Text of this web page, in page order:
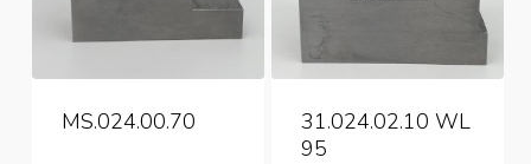
MS.024.00.70
31.024.02.10 WL
95